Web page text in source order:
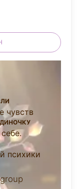
чувств
психики
group